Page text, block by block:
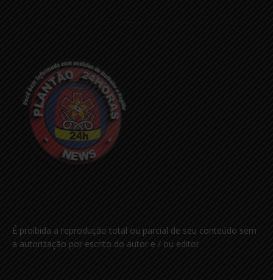
É proibida a reprodução total ou parcial de seu conteúdo sem
a autorização por escrito do autor e / ou editor